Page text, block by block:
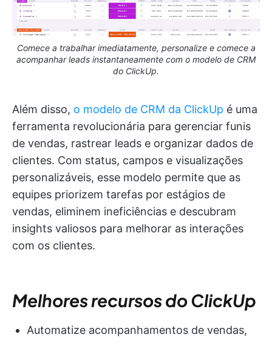
Comece a trabalhar imediatamente, personalize e comece a
acompanhar leads instantaneamente com o modelo de CRM
do ClickUp.
Além disso, o modelo de CRM da ClickUp é uma
ferramenta revolucionária para gerenciar funis
de vendas, rastrear leads e organizar dados de
clientes. Com status, campos e visualizações
personalizáveis, esse modelo permite que as
equipes priorizem tarefas por estágios de
vendas, eliminem ineficiências e descubram
insights valiosos para melhorar as interações
com os clientes.
Melhores recursos do ClickUp
Automatize acompanhamentos de vendas,